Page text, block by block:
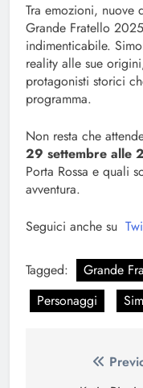
Tra emozioni,
Grande Fratello
indimenticabile.
reality alle sue
protagonisti storici
programma.
Non resta che
29 settembre alle
Porta Rossa e quali
avventura.
Seguici anche su
Tagged: Grande
Personaggi